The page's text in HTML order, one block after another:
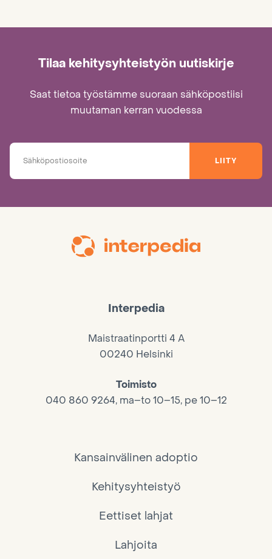
Tilaa kehitysyhteistyön uutiskirje
Saat tietoa työstämme suoraan sähköpostiisi
muutaman kerran vuodessa
LIITY
Interpedia
Maistraatinportti 4 A
00240 Helsinki
Toimisto
040 860 9264, ma–to 10–15, pe 10–12
Kansainvälinen adoptio
Kehitysyhteistyö
Eettiset lahjat
Lahjoita